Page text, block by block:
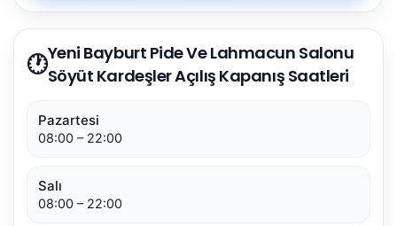
🕐Yeni Bayburt Pide Ve Lahmacun Salonu
Söyüt Kardeşler Açılış Kapanış Saatleri
Pazartesi
08:00 – 22:00
Salı
08:00 – 22:00